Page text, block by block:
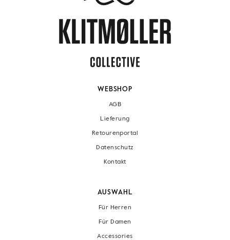
WEBSHOP
AGB
Lieferung
Retourenportal
Datenschutz
Kontakt
AUSWAHL
Für Herren
Für Damen
Accessories